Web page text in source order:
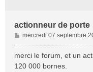
actionneur de porte
M
e
s
s
mercredi 07 septembre
merci le forum, et un
120 000 bornes.